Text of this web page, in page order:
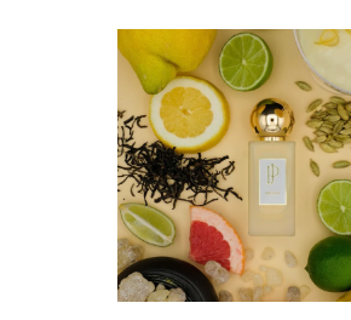
Bildergalerie überspringen